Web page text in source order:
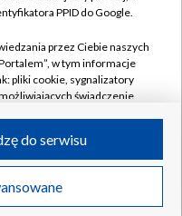
w likwidacji
PPID do Google.
przez Ciebie naszych
w tym informacje
pliki cookie, sygnalizatory
świadczenie
przez Ciebie
adresy IP, identyfikatory
do serwisu